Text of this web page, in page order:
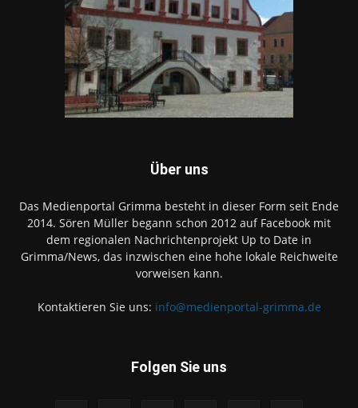
Über uns
Das Medienportal Grimma besteht in dieser Form seit Ende
2014. Sören Müller begann schon 2012 auf Facebook mit
dem regionalen Nachrichtenprojekt Up to Date in
Grimma/News, das inzwischen eine hohe lokale Reichweite
vorweisen kann.
Kontaktieren Sie uns: info@medienportal-grimma.de
Folgen Sie uns